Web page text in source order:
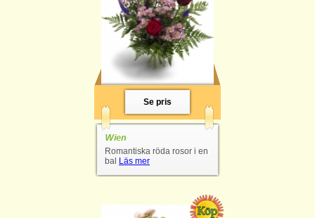
Se pris
Wien
Romantiska röda rosor i en
bal Läs mer